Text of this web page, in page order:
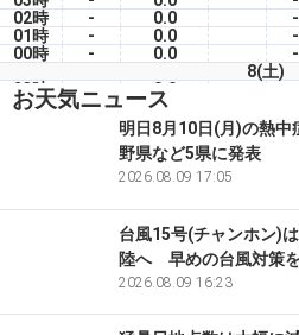
02時
- 0.0 -
01時
- 0.0 -
00時
- 0.0 -
8(土)
23時
- 0.0
22時
- 0.0
0.0 -
0.0 -
0.0
0.0
お天気ニュース
明日8月10日(月)の熱
野県など5県に発表
2026.08.09 17:05
台風15号(チャンホン)
陸へ 早めの台風対策
2026.08.09 16:23